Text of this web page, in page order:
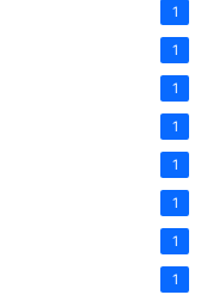
1
1
1
1
1
1
1
1